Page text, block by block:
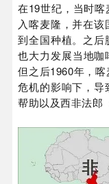
在19世纪，当时
入喀麦隆，并在
到全国种植。之后
也大力发展当地咖
但之后1960年，
危机的影响下，导
帮助以及西非法郎